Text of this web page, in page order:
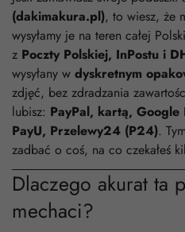
(dakimakura.pl), to wiesz, że
wysyłamy je na teren całej
z Poczty Polskiej, InPostu i
wysyłany w dyskretnym
zdjęć, bez zdradzania
lubisz: PayPal, kartą,
PayU, Przelewy24 (P24).
zadbać o coś, na co czekałeś
Dlaczego akurat ta
mechaci?